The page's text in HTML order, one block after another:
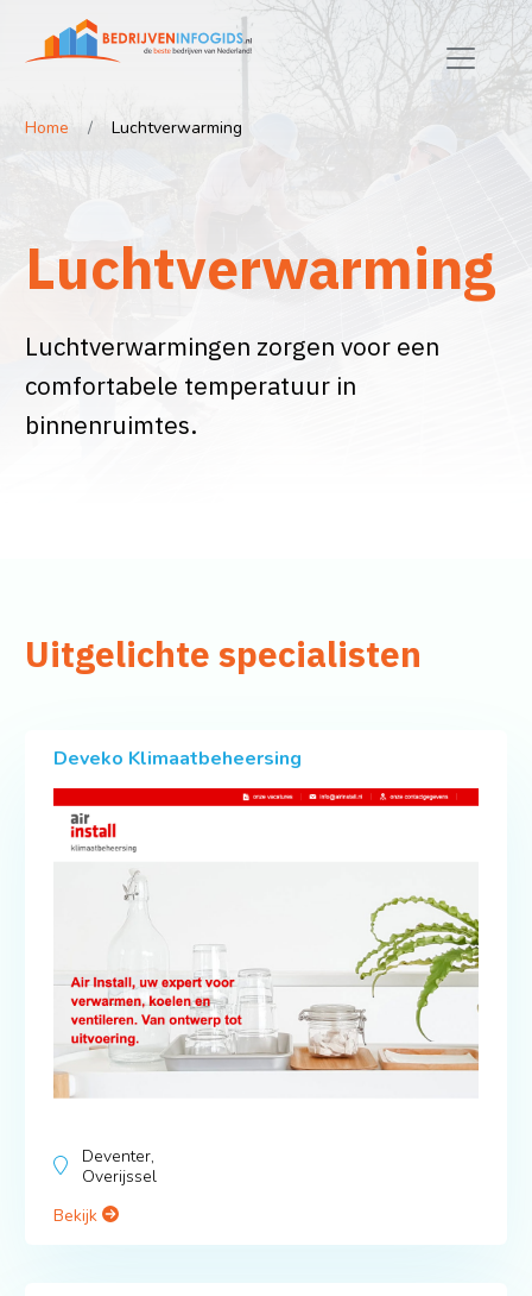
Home Luchtverwarming
Luchtverwarming
Luchtverwarmingen zorgen voor een
comfortabele temperatuur in
binnenruimtes.
Uitgelichte specialisten
Deveko Klimaatbeheersing
Deventer,
Overijssel
Bekijk